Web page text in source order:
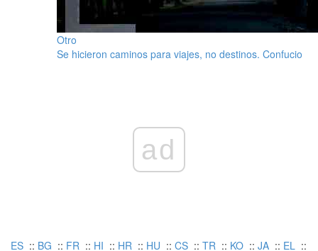
Otro
Se hicieron caminos para viajes, no destinos. Confucio
ad
ES :: BG :: FR :: HI :: HR :: HU :: CS :: TR :: KO :: JA :: EL ::